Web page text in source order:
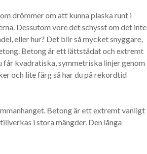
drömmer om att kunna plaska runt i
Dessutom vore det schysst om det inte
eller hur? Det blir så mycket snyggare,
Betong är ett lättstädat och extremt
kvadratiska, symmetriska linjer genom
och lite färg så har du på rekordtid
Betong är ett extremt vanligt
i stora mängder. Den långa